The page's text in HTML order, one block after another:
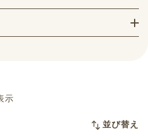
示
並び替え